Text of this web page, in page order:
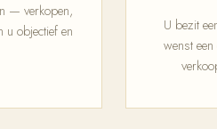
— verkopen,
objectief en
U bezit
wenst